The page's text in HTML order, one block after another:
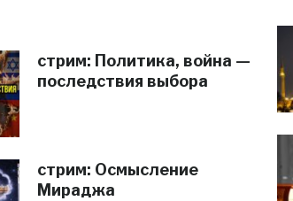
стрим: Политика, война —
последствия выбора
стрим: Осмысление
Мираджа